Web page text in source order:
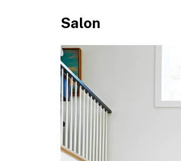
Salon